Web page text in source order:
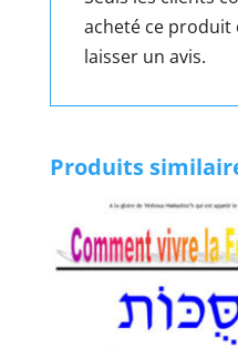
acheté ce
laisser un avis.
Produits